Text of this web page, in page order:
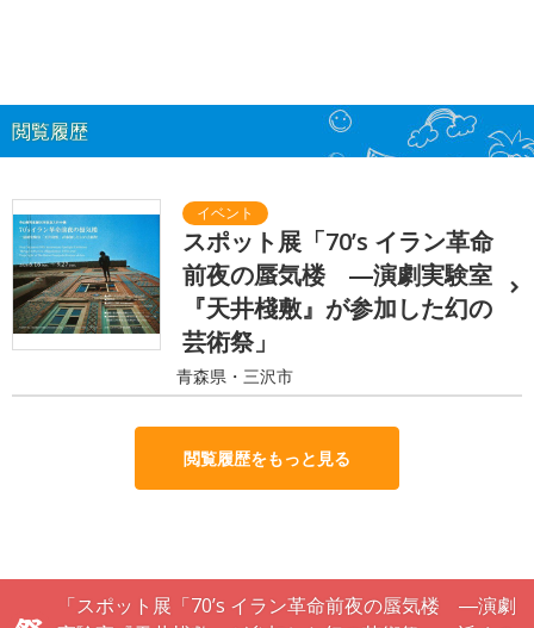
閲覧履歴
スポット展「70’s イラン革命
前夜の蜃気楼 ―演劇実験室
『天井棧敷』が参加した幻の
芸術祭」
青森県・三沢市
閲覧履歴をもっと見る
「スポット展「70’s イラン革命前夜の蜃気楼 ―演劇